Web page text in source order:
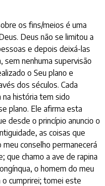
os fins/meios é uma
Deus não se limitou a
e depois deixá-las
sem nenhuma supervisão
o Seu plano e
dos séculos. Cada
história tem sido
plano. Ele afirma esta
desde o princípio anuncio o
as coisas que
conselho permanecerá
que chamo a ave de rapina
o homem do meu
cumprirei; tomei este